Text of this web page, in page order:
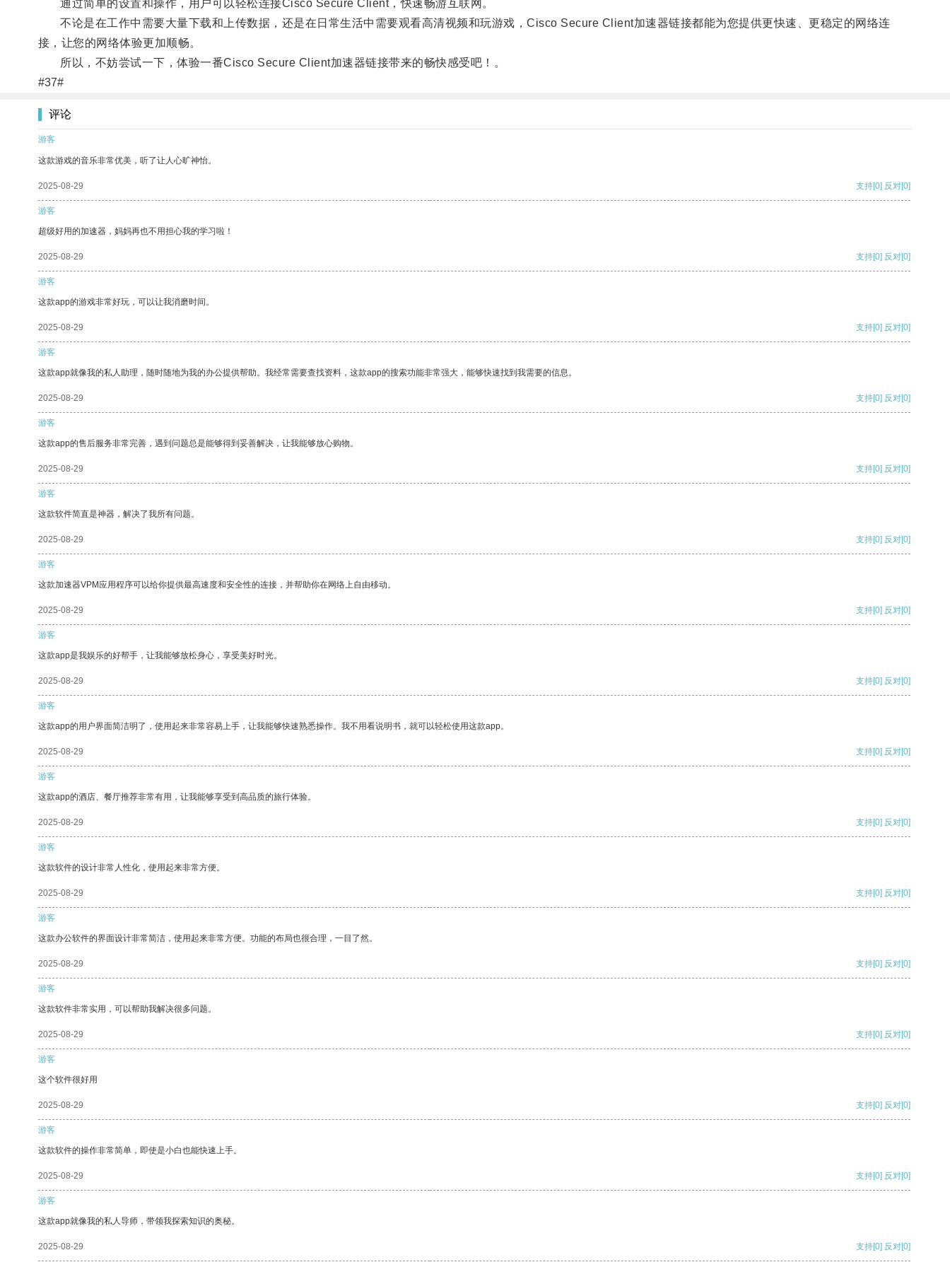
通过简单的设置和操作，用户可以轻松连接Cisco Secure Client，快速畅游互联网。
不论是在工作中需要大量下载和上传数据，还是在日常生活中需要观看高清视频和玩游戏，Cisco Secure Client加速器链接都能为您提供更快速、更稳定的网络连
接，让您的网络体验更加顺畅。
所以，不妨尝试一下，体验一番Cisco Secure Client加速器链接带来的畅快感受吧！。
#37#
评论
游客
这款游戏的音乐非常优美，听了让人心旷神怡。
2025-08-29 支持[0] 反对[0]
游客
超级好用的加速器，妈妈再也不用担心我的学习啦！
2025-08-29 支持[0] 反对[0]
游客
这款app的游戏非常好玩，可以让我消磨时间。
2025-08-29 支持[0] 反对[0]
游客
这款app就像我的私人助理，随时随地为我的办公提供帮助。我经常需要查找资料，这款app的搜索功能非常强大，能够快速找到我需要的信息。
2025-08-29 支持[0] 反对[0]
游客
这款app的售后服务非常完善，遇到问题总是能够得到妥善解决，让我能够放心购物。
2025-08-29 支持[0] 反对[0]
游客
这款软件简直是神器，解决了我所有问题。
2025-08-29 支持[0] 反对[0]
游客
这款加速器VPM应用程序可以给你提供最高速度和安全性的连接，并帮助你在网络上自由移动。
2025-08-29 支持[0] 反对[0]
游客
这款app是我娱乐的好帮手，让我能够放松身心，享受美好时光。
2025-08-29 支持[0] 反对[0]
游客
这款app的用户界面简洁明了，使用起来非常容易上手，让我能够快速熟悉操作。我不用看说明书，就可以轻松使用这款app。
2025-08-29 支持[0] 反对[0]
游客
这款app的酒店、餐厅推荐非常有用，让我能够享受到高品质的旅行体验。
2025-08-29 支持[0] 反对[0]
游客
这款软件的设计非常人性化，使用起来非常方便。
2025-08-29 支持[0] 反对[0]
游客
这款办公软件的界面设计非常简洁，使用起来非常方便。功能的布局也很合理，一目了然。
2025-08-29 支持[0] 反对[0]
游客
这款软件非常实用，可以帮助我解决很多问题。
2025-08-29 支持[0] 反对[0]
游客
这个软件很好用
2025-08-29 支持[0] 反对[0]
游客
这款软件的操作非常简单，即使是小白也能快速上手。
2025-08-29 支持[0] 反对[0]
游客
这款app就像我的私人导师，带领我探索知识的奥秘。
2025-08-29 支持[0] 反对[0]